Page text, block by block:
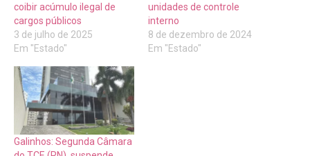
coibir acúmulo ilegal de
cargos públicos
3 de julho de 2025
Em "Estado"
unidades de controle
interno
8 de dezembro de 2024
Em "Estado"
Galinhos: Segunda Câmara